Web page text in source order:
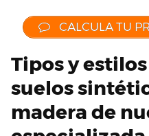
CALCULA TU
Tipos y
suelos
madera de